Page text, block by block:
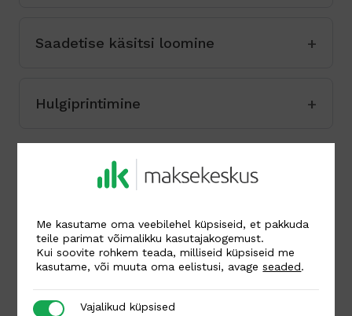
Saadetise käsitsi loomine
Hulgiprintimine
🚚 Vedajate seaded
enda vajaduste järgi paika panna.
Me kasutame oma veebilehel küpsiseid, et pakkuda
teile parimat võimalikku kasutajakogemust.
Kui soovite rohkem teada, milliseid küpsiseid me
kasutame, või muuta oma eelistusi, avageseaded.
Vajalikud küpsised
Vajalikud küpsised